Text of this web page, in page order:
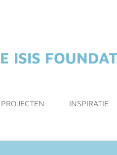
ISIS
PROJECTEN INSPIRATIE